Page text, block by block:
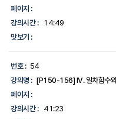
페이지 :
강의시간 :
14:49
맛보기 :
번호 : 54
강의명 : [P150-156] IV. 일차함수와
페이지 :
강의시간 :
41:23